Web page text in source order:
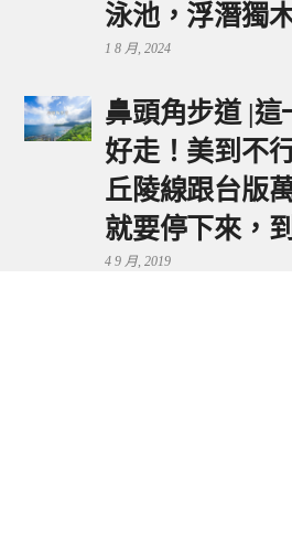
泳池，浮潛獨
1 8 月, 2024
鼻頭角步道 |這
好走！美到不
丘陵線跟台版
就要停下來，
4 9 月, 2019